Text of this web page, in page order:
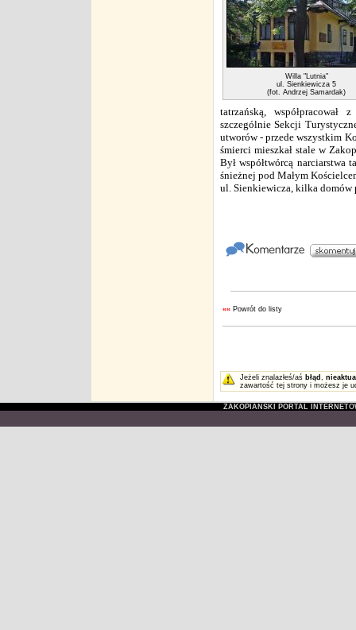
Willa "Lutnia"
ul. Sienkiewicza 5
(fot. Andrzej Samardak)
tatrzańską, współpracował
szczególnie Sekcji
utworów - przede wszystkim
śmierci mieszkał stale w
Był współtwórcą narciarstwa
śnieżnej pod Małym
ul. Sienkiewicza, kilka
«« Powrót do listy
Jeżeli znalazłeś/aś błąd ,
zawartość tej strony i możesz je
ZAKOPIAŃSKI PORTAL